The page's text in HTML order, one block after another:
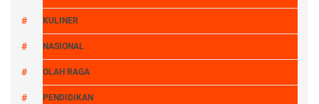
KULINER
NASIONAL
OLAH RAGA
PENDIDIKAN